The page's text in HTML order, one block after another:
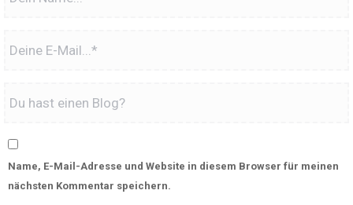
Name, E-Mail-Adresse und Website in diesem Browser für meinen
nächsten Kommentar speichern.